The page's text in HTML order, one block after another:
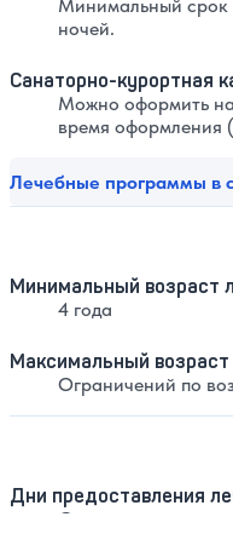
Минимальный срок
ночей.
Санаторно-курортная
Можно оформить на
время оформления
Лечебные программы в
Минимальный возраст
4 года
Максимальный
Ограничений по
Дни предоставления
С понедельника по